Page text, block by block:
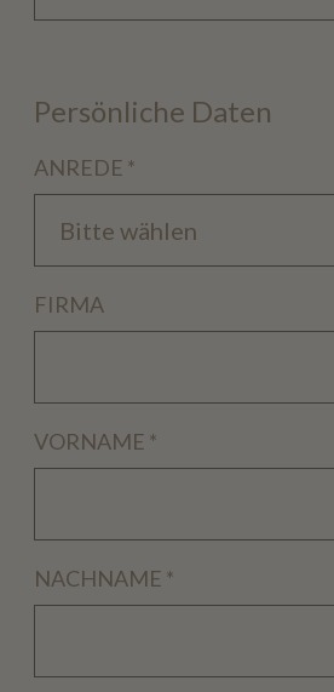
Persönliche Daten
ANREDE *
FIRMA
VORNAME *
NACHNAME *